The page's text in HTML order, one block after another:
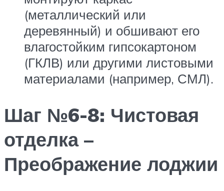
(металлический или
деревянный) и обшивают его
влагостойким гипсокартоном
(ГКЛВ) или другими листовыми
материалами (например, СМЛ).
Шаг №6-8: Чистовая
отделка –
Преображение лоджии